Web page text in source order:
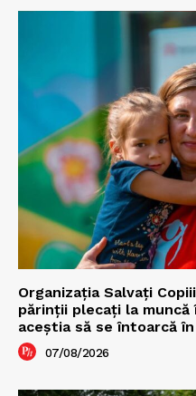
Organizația Salvați
părinții plecați la
aceștia să se întoarcă în
07/08/2026